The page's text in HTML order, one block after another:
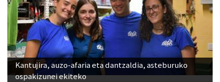
Kantujira, auzo-afaria eta dantzaldia, asteburuko
ospakizunei ekiteko